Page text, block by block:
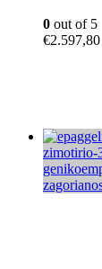
0 out of 5
€2.597,80